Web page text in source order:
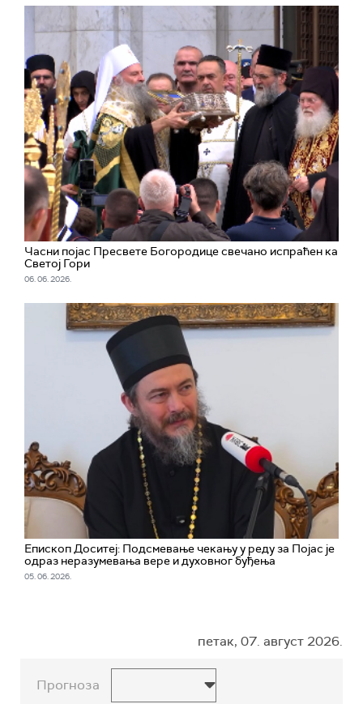
Часни појас Пресвете Богородице свечано испраћен ка
Светој Гори
06. 06. 2026.
Епископ Доситеј: Подсмевање чекању у реду за Појас је
одраз неразумевања вере и духовног буђења
05. 06. 2026.
петак, 07. август 2026.
Прогноза